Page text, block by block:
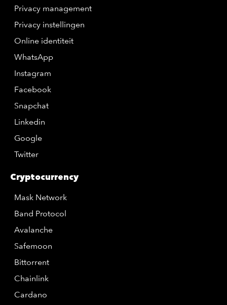
Privacy management
Privacy instellingen
Online identiteit
WhatsApp
Instagram
Facebook
Snapchat
Linkedin
Google
Twitter
Cryptocurrency
Mask Network
Band Protocol
Avalanche
Safemoon
Bittorrent
Chainlink
Cardano